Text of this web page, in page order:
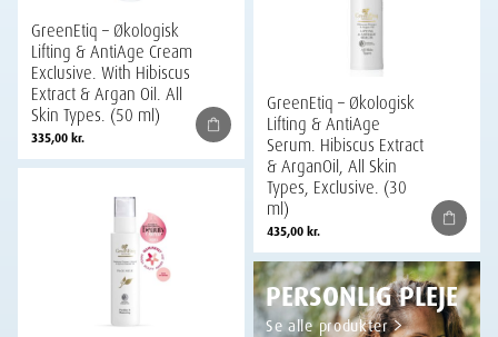
GreenEtiq – Økologisk
Lifting & AntiAge Cream
Exclusive. With Hibiscus
Extract & Argan Oil. All
Skin Types. (50 ml)
335,00kr.
GreenEtiq – Økologisk
Lifting & AntiAge
Serum. Hibiscus Extract
& ArganOil, All Skin
Types, Exclusive. (30
ml)
435,00kr.
PERSONLIG PLEJE
Se alle produkter